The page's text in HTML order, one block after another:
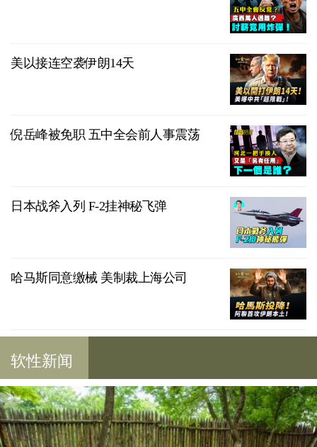
美以接连空袭伊朗14天
倪岳峰被免职 五中全会前人事震荡
日本战斧入列 F-2挂神秘飞弹
哈马斯同意缴械 美制裁上海公司
软性新闻